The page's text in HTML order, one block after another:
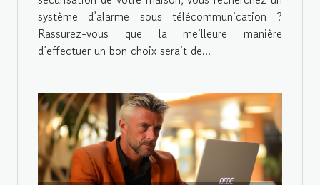
système d’alarme sous télécommunication ?
Rassurez-vous que la meilleure manière
d’effectuer un bon choix serait de...